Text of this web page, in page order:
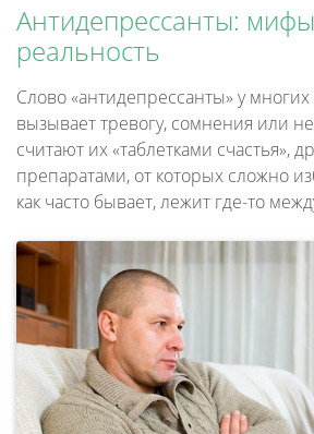
Антидепрессанты:
реальность
Слово «антидепрессанты» у
вызывает тревогу, сомнения или
считают их «таблетками счастья»,
препаратами, от которых сложно
как часто бывает, лежит где-то